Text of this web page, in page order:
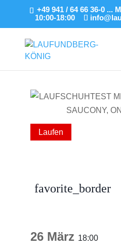
+49 941 / 64 66 36-0 ...
10:00-18:00
Laufen
favorite_border
26 März 18:00